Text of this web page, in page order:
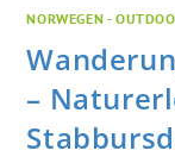
NORWEGEN -
–